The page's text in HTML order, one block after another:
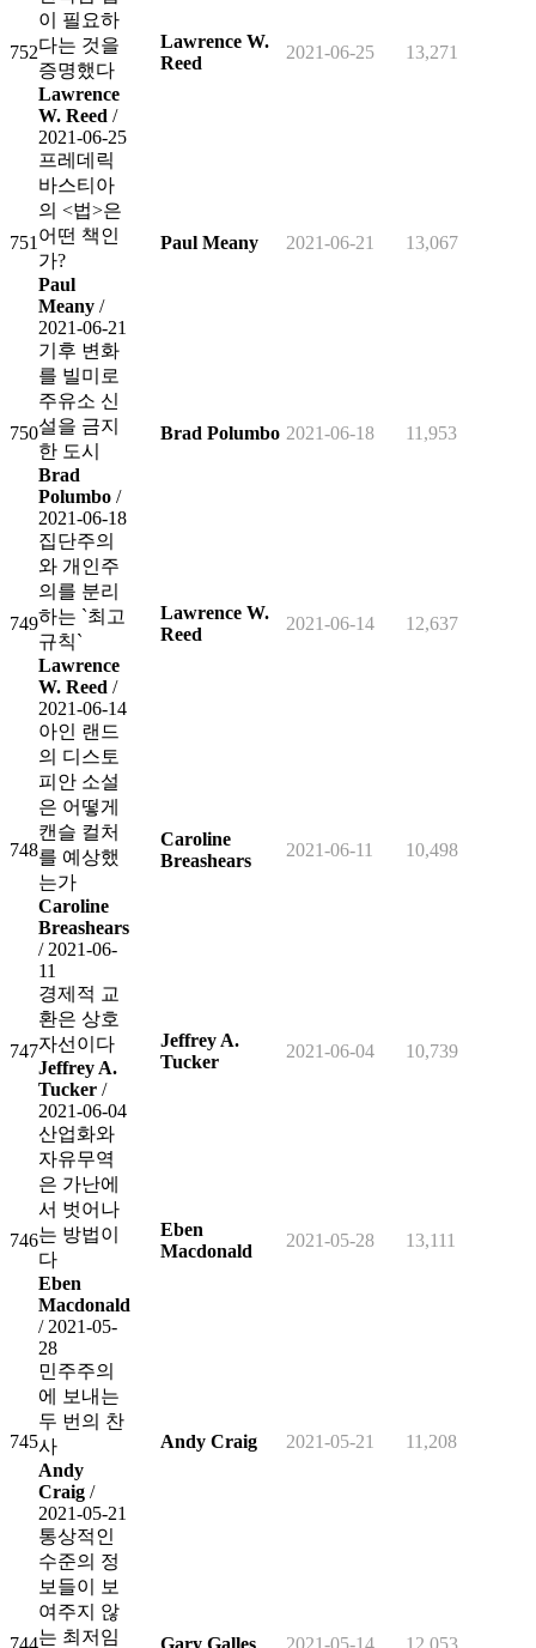
752
이 필요하
다는 것을
증명했다
Lawrence
W. Reed /
2021-06-25
Lawrence W.
Reed
2021-06-25 13,271
751
프레데릭
바스티아
의 <법>은
어떤 책인
가?
Paul
Meany /
2021-06-21
Paul Meany 2021-06-21 13,067
750
기후 변화
를 빌미로
주유소 신
설을 금지
한 도시
Brad
Polumbo /
2021-06-18
Brad Polumbo 2021-06-18 11,953
749
집단주의
와 개인주
의를 분리
하는 `최고
규칙`
Lawrence
W. Reed /
2021-06-14
Lawrence W.
Reed
2021-06-14 12,637
748
아인 랜드
의 디스토
피안 소설
은 어떻게
캔슬 컬처
를 예상했
는가
Caroline
Breashears
/ 2021-06-
11
Caroline
Breashears
2021-06-11 10,498
747
경제적 교
환은 상호
자선이다
Jeffrey A.
Tucker /
2021-06-04
Jeffrey A.
Tucker
2021-06-04 10,739
746
산업화와
자유무역
은 가난에
서 벗어나
는 방법이
다
Eben
Macdonald
/ 2021-05-
28
Eben
Macdonald
2021-05-28 13,111
745
민주주의
에 보내는
두 번의 찬
사
Andy
Craig /
2021-05-21
Andy Craig 2021-05-21 11,208
744
통상적인
수준의 정
보들이 보
여주지 않
는 최저임
Gary Galles 2021-05-14 12,053